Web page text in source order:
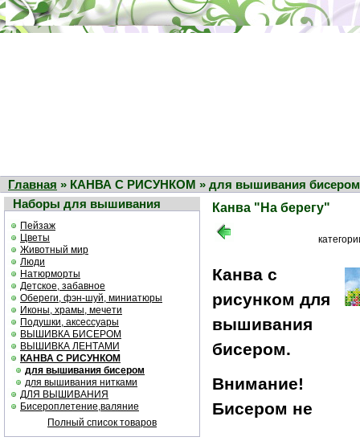
Главная » КАНВА С РИСУНКОМ » для вышивания бисером
Наборы для вышивания
Пейзаж
Цветы
Животный мир
Люди
Натюрморты
Детское, забавное
Обереги, фэн-шуй, миниатюры
Иконы, храмы, мечети
Подушки, аксессуары
ВЫШИВКА БИСЕРОМ
ВЫШИВКА ЛЕНТАМИ
КАНВА С РИСУНКОМ
для вышивания бисером
для вышивания нитками
ДЛЯ ВЫШИВАНИЯ
Бисероплетение,валяние
Полный список товаров
Канва "На берегу"
Канва с
рисунком для
вышивания
бисером.
Внимание!
Бисером не